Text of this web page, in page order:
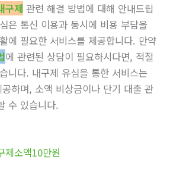
구제 관련 해결 방법에 대해 안내드립
은 통신 이용과 동시에 비용 부담을
에 필요한 서비스를 제공합니다. 만약
에 관련된 상담이 필요하시다면, 적절
니다. 내구제 유심을 통한 서비스는
하며, 소액 비상금이나 단기 대출 관
수 있습니다.
제소액10만원